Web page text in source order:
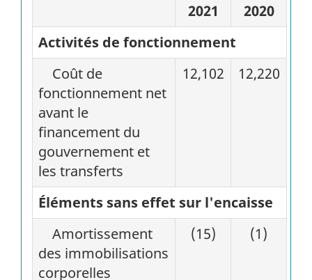
2021
2020
Activités de fonctionnement
Coût de
fonctionnement net
avant le
financement du
gouvernement et
les transferts
12,102 12,220
Éléments sans effet sur l'encaisse
Amortissement
des immobilisations
corporelles
(15) (1)